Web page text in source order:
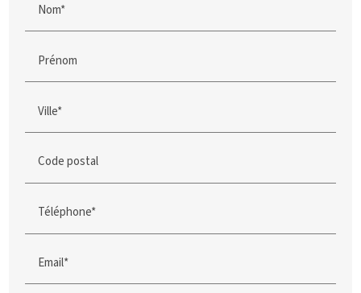
Nom*
Prénom
Ville*
Code postal
Téléphone*
Email*